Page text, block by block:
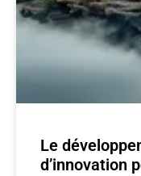
Le
d’innovation